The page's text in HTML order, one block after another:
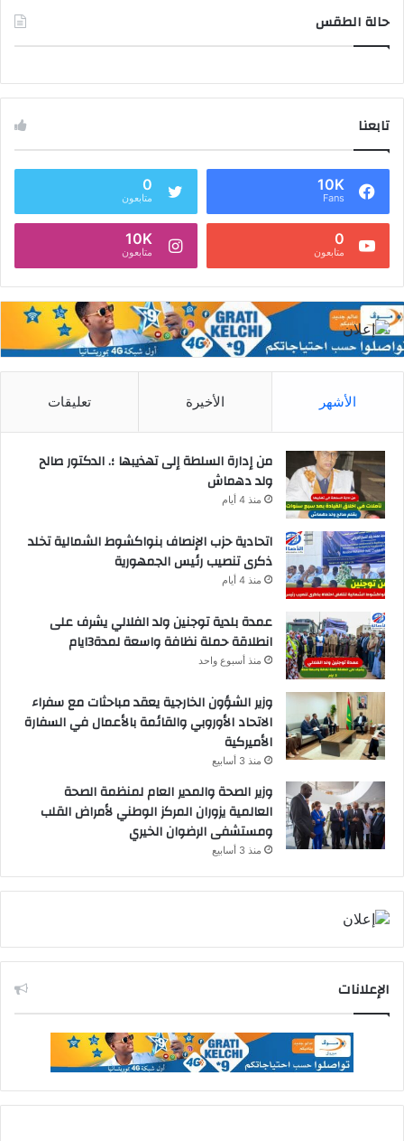
حالة الطقس
تابعنا
10K
Fans
0
متابعون
0
متابعون
10K
متابعون
الأشهر الأخيرة تعليقات
من إدارة السلطة إلى تهذيبها ؛. الدكتور صالح
ولد دهماش
منذ 4 أيام
اتحادية حزب الإنصاف بنواكشوط الشمالية تخلد
ذكرى تنصيب رئيس الجمهورية
منذ 4 أيام
عمدة بلدية توجنين ولد الفلالي يشرف على
انطلاقة حملة نظافة واسعة لمدة3ايام
منذ أسبوع واحد
وزير الشؤون الخارجية يعقد مباحثات مع سفراء
الاتحاد الأوروبي والقائمة بالأعمال في السفارة
الأميركية
منذ 3 أسابيع
وزير الصحة والمدير العام لمنظمة الصحة
العالمية يزوران المركز الوطني لأمراض القلب
ومستشفى الرضوان الخيري
منذ 3 أسابيع
الإعلانات